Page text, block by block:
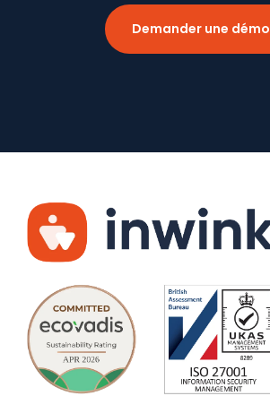
Demander une démo